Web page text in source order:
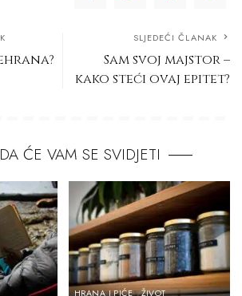
SLJEDEĆI ČLANAK
Sam svoj majstor –
kako steći ovaj epitet?
ĆE VAM SE SVIDJETI
HRANA I PIĆE ŽIVOT